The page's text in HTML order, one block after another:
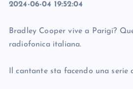
2024-06-04 19:52:04
Bradley Cooper vive a Parigi?
radiofonica italiana.
Il cantante sta facendo una